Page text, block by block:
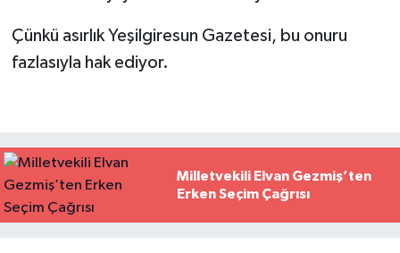
Çünkü asırlık Yeşilgiresun Gazetesi, bu onuru
fazlasıyla hak ediyor.
Milletvekili Elvan Gezmiş’ten
Erken Seçim Çağrısı